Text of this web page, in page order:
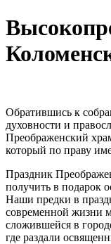
Обратившись к
духовности и
Преображенский
который по праву
Праздник
получить в подарок
Наши предки в
современной жизни
сложившейся в
где раздали